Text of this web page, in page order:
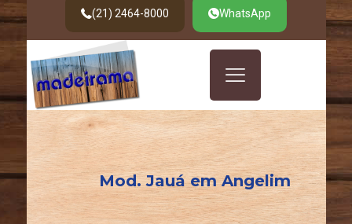
(21) 2464-8000 WhatsApp
Mod. Jauá em Angelim